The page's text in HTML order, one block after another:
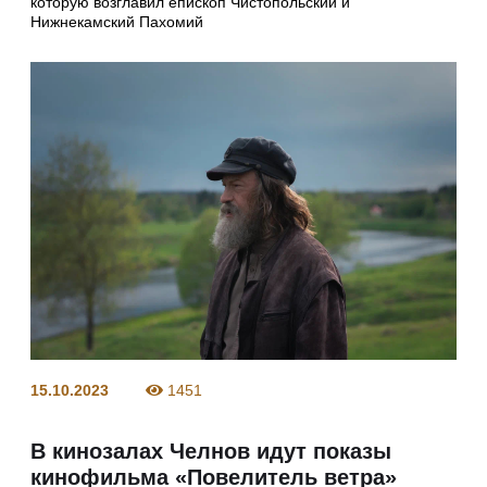
Нижнекамский Пахомий
15.10.2023 1451
В кинозалах Челнов идут показы
кинофильма «Повелитель ветра»